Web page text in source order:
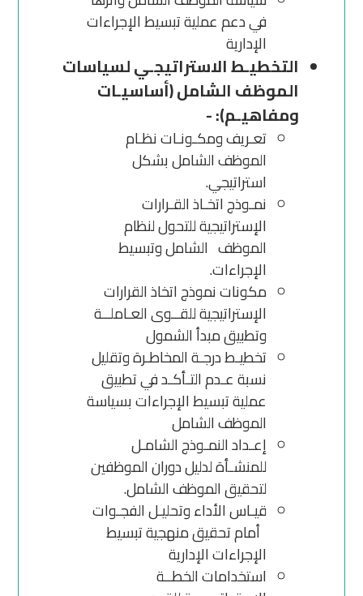
في دعم عملية تبسيط الإجراءات
الإدارية
التخطيـط الاستراتيجـي لسياسات
الموظف الشامل (أساسيـات
ومفاهيـم): -
تعـريف ومكـونـات نظـام
الموظف الشامل بشكل
استراتيجي.
نمـوذج اتخـاذ القـرارات
الإستراتيجية للتحول لنظام
الموظف الشامل وتبسيط
الإجراءات.
مكونات نموذج اتخاذ القرارات
الإستراتيجية للقــوى العـاملــة
وتطبيق مبدأ الشمول
تخطيـط درجـة المخاطـرة وتقليل
نسبة عـدم التـأكـد في تطبيق
عملية تبسيط الإجراءات بسياسة
الموظف الشامل
إعـداد النمـوذج الشامـل
للمنشـأة لدليل دوران الموظفين
لتحقيق الموظف الشامل.
قيـاس الأداء وتحليـل الفجـوات
أمام تحقيق منهجية تبسيط
الإجراءات الإدارية
استخدامات الخطــة